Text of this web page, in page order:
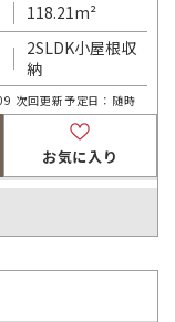
118.21m²
2SLDK小屋根収
納
次回更新予定日：随時
お気に入り